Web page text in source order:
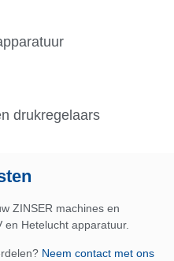
drukregelaars
ZINSER machines en
en Hetelucht apparatuur.
Neem contact met ons